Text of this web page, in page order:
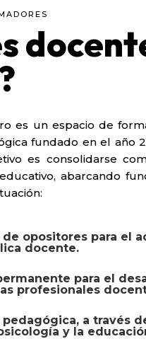
es un espacio de
fundado en el año
es consolidarse
abarcando
de opositores para el
docente.
para el
profesionales
a través
y la